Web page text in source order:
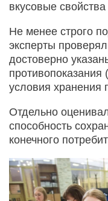
вкусовые
Не менее строго
эксперты
достоверно
условия хранения
Отдельно
способность
конечного